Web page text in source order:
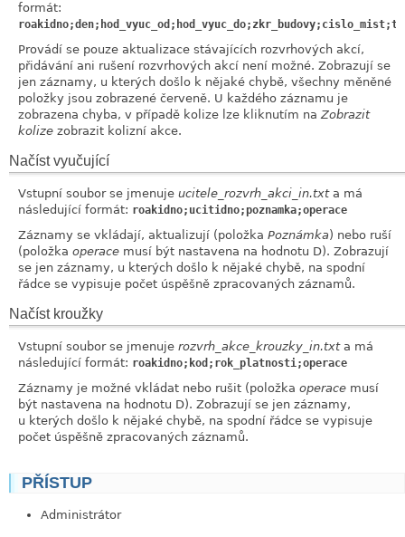
formát:
Provádí se pouze aktualizace stávajících rozvrhových akcí,
přidávání ani rušení rozvrhových akcí není možné. Zobrazují se
jen záznamy, u kterých došlo k nějaké chybě, všechny měněné
položky jsou zobrazené červeně. U každého záznamu je
zobrazena chyba, v případě kolize lze kliknutím naZobrazit
kolize zobrazit kolizní akce.
Načíst vyučující
Vstupní soubor se jmenuje ucitele_rozvrh_akci_in.txta má
následující formát: roakidno;ucitidno;poznamka;operace
Záznamy se vkládají, aktualizují (položka Poznámka) nebo ruší
(položka operace musí být nastavena na hodnotu D). Zobrazují
se jen záznamy, u kterých došlo k nějaké chybě, na spodní
řádce se vypisuje počet úspěšně zpracovaných záznamů.
Načíst kroužky
Vstupní soubor se jmenuje rozvrh_akce_krouzky_in.txta má
následující formát: roakidno;kod;rok_platnosti;operace
Záznamy je možné vkládat nebo rušit (položka operace musí
být nastavena na hodnotu D). Zobrazují se jen záznamy,
u kterých došlo k nějaké chybě, na spodní řádce se vypisuje
počet úspěšně zpracovaných záznamů.
PŘÍSTUP
Administrátor